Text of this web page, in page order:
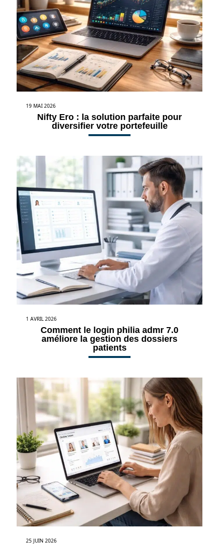
19 MAI 2026
Nifty Ero : la solution parfaite pour
diversifier votre portefeuille
1 AVRIL 2026
Comment le login philia admr 7.0
améliore la gestion des dossiers
patients
25 JUIN 2026